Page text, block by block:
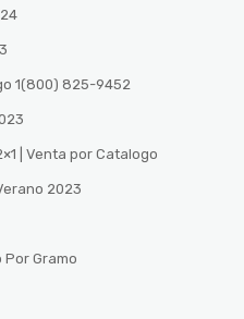
1(800) 825-9452
| Venta por Catalogo
2023
Por Gramo